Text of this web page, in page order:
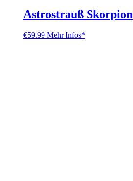
Astrostrauß Skorpion
€59.99 Mehr Infos*